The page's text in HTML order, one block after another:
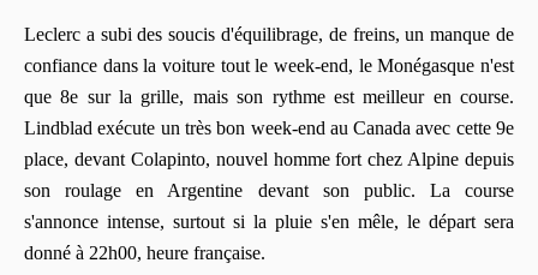
Leclerc a subi des soucis d'équilibrage, de freins, un manque de
confiance dans la voiture tout le week-end, le Monégasque n'est
que 8e sur la grille, mais son rythme est meilleur en course.
Lindblad exécute un très bon week-end au Canada avec cette 9e
place, devant Colapinto, nouvel homme fort chez Alpine depuis
son roulage en Argentine devant son public. La course
s'annonce intense, surtout si la pluie s'en mêle, le départ sera
donné à 22h00, heure française.